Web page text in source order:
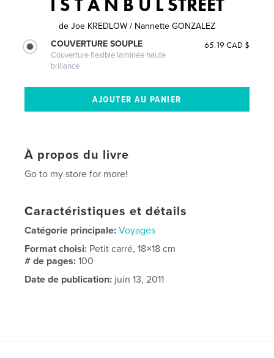
I S T A N B U L STREET
de Joe KREDLOW / Nannette GONZALEZ
COUVERTURE SOUPLE
Couverture flexible laminée haute
brillance
65.19 CAD $
À propos du livre
Go to my store for more!
Caractéristiques et détails
Catégorie principale: Voyages
Format choisi: Petit carré, 18×18 cm
# de pages:100
Date de publication: juin 13, 2011